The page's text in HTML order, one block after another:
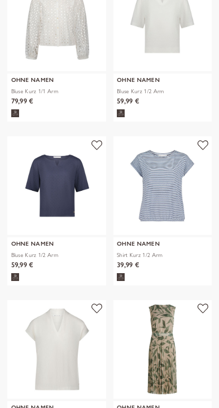
OHNE NAMEN
Bluse Kurz 1/1 Arm
79,99 €
OHNE NAMEN
Bluse Kurz 1/2 Arm
59,99 €
OHNE NAMEN
Bluse Kurz 1/2 Arm
59,99 €
OHNE NAMEN
Shirt Kurz 1/2 Arm
39,99 €